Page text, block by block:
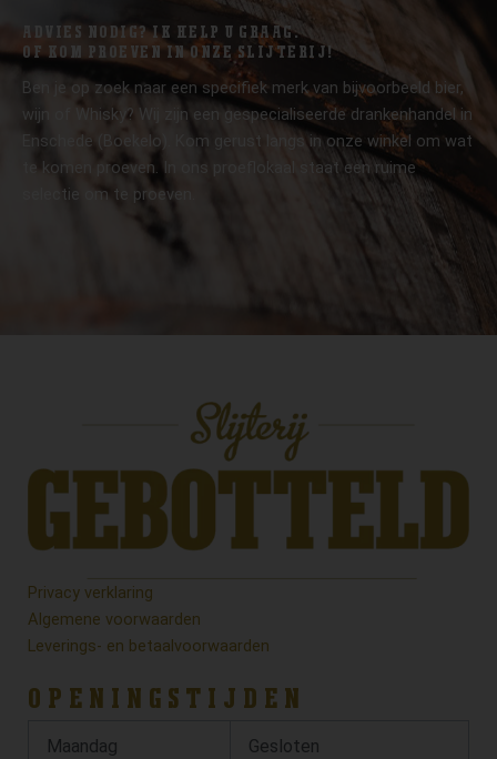
ADVIES NODIG? IK HELP U GRAAG.
OF KOM PROEVEN IN ONZE SLIJTERIJ!
Ben je op zoek naar een specifiek merk van bijvoorbeeld bier,
wijn of Whisky? Wij zijn een gespecialiseerde drankenhandel in
Enschede (Boekelo). Kom gerust langs in onze winkel om wat
te komen proeven. In ons proeflokaal staat een ruime
selectie om te proeven.
Privacy verklaring
Algemene voorwaarden
Leverings- en betaalvoorwaarden
OPENINGSTIJDEN
Maandag Gesloten